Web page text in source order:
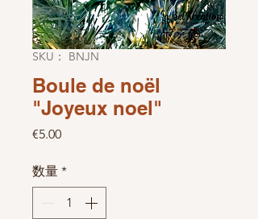
SKU： BNJN
Boule de noël
"Joyeux noel"
€5.00価格
数量 *